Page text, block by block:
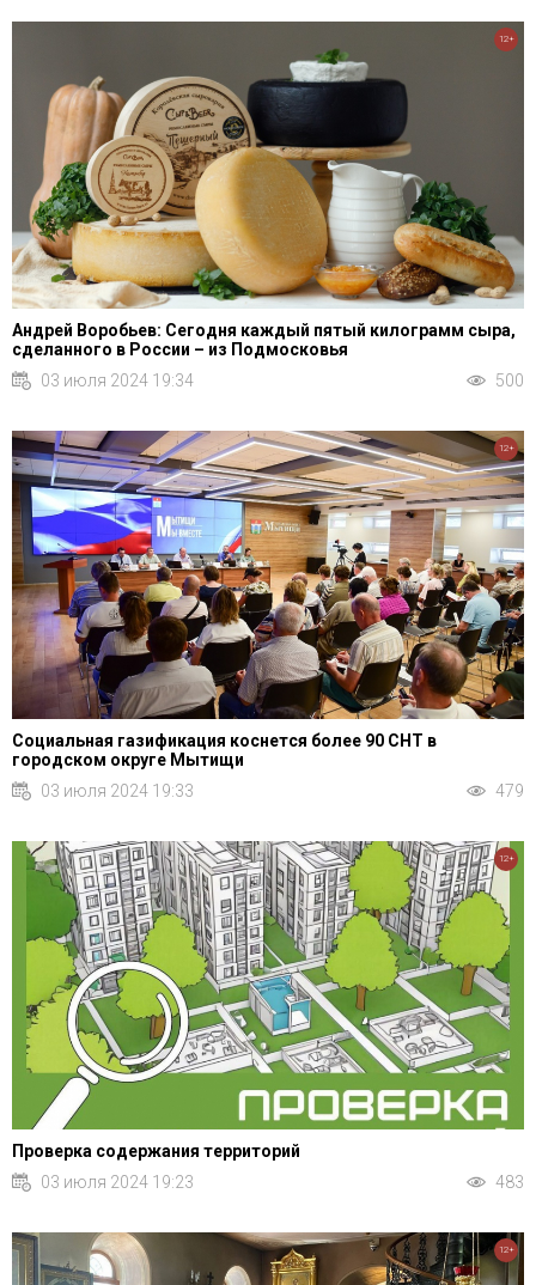
Андрей Воробьев: Сегодня каждый пятый килограмм сыра,
сделанного в России – из Подмосковья
03 июля 2024 19:34
500
12+
Социальная газификация коснется более 90 СНТ в
городском округе Мытищи
03 июля 2024 19:33
479
12+
Проверка содержания территорий
03 июля 2024 19:23
483
12+
12+